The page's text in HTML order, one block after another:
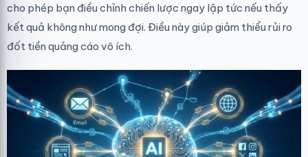
cho phép bạn điều chỉnh chiến lược ngay lập tức nếu thấy
kết quả không như mong đợi. Điều này giúp giảm thiểu rủi ro
đốt tiền quảng cáo vô ích.